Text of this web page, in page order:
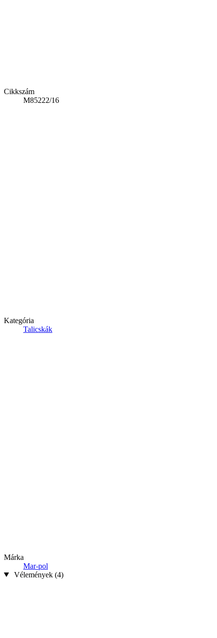
Cikkszám
M85222/16
Kategória
Talicskák
Márka
Mar-pol
Vélemények (4)